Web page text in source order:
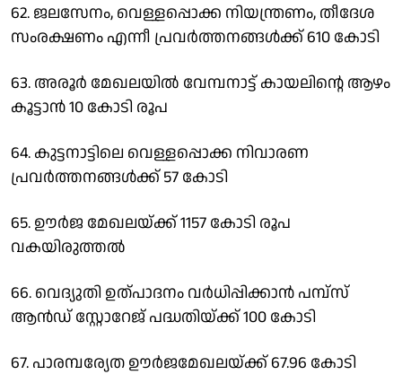
62. ജലസേനം, വെള്ളപ്പൊക്ക നിയന്ത്രണം, തീദേശ
സംരക്ഷണം എന്നീ പ്രവര്‍ത്തനങ്ങള്‍ക്ക് 610 കോടി
63. അരൂര്‍ മേഖലയില്‍ വേമ്പനാട്ട് കായലിന്റെ ആഴം
കൂട്ടാന്‍ 10 കോടി രൂപ
64. കുട്ടനാട്ടിലെ വെള്ളപ്പൊക്ക നിവാരണ
പ്രവര്‍ത്തനങ്ങള്‍ക്ക് 57 കോടി
65. ഊര്‍ജ മേഖലയ്ക്ക് 1157 കോടി രൂപ
വകയിരുത്തല്‍
66. വെദ്യുതി ഉത്പാദനം വര്‍ധിപ്പിക്കാന്‍ പമ്പ്‌സ്
ആന്‍ഡ് സ്റ്റോറേജ് പദ്ധതിയ്ക്ക് 100 കോടി
67. പാരമ്പര്യേത ഊര്‍ജമേഖലയ്ക്ക് 67.96 കോടി